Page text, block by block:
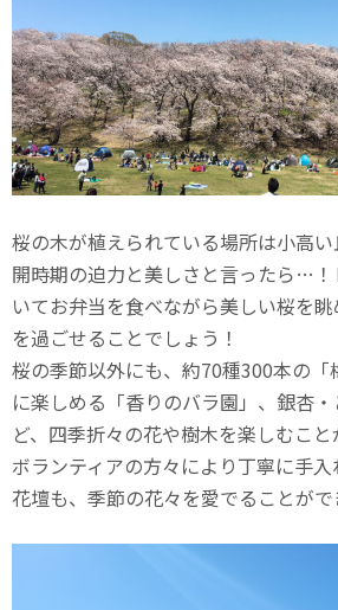
桜の木が植えられている場所は小高
開時期の迫力と美しさと言ったら…！
いてお弁当を食べながら美しい桜を
を過ごせることでしょう！
桜の季節以外にも、約70種300本の「
に楽しめる「香りのバラ園」、銀杏
ど、四季折々の花や樹木を楽しむこと
ボランティアの方々により丁寧に手
花壇も、季節の花々を愛でることがで